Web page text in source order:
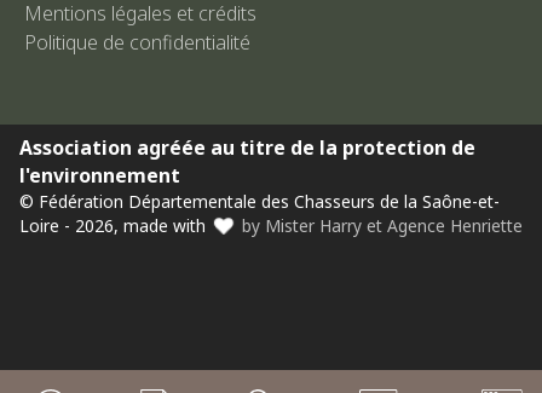
Mentions légales et crédits
Politique de confidentialité
Association agréée au titre de la protection de
l'environnement
© Fédération Départementale des Chasseurs de la Saône-et-
Loire - 2026, made with
by Mister Harry et Agence Henriette